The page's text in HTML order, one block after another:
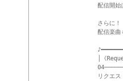
配信開始
さらに！
配信楽曲
│《
リクエ